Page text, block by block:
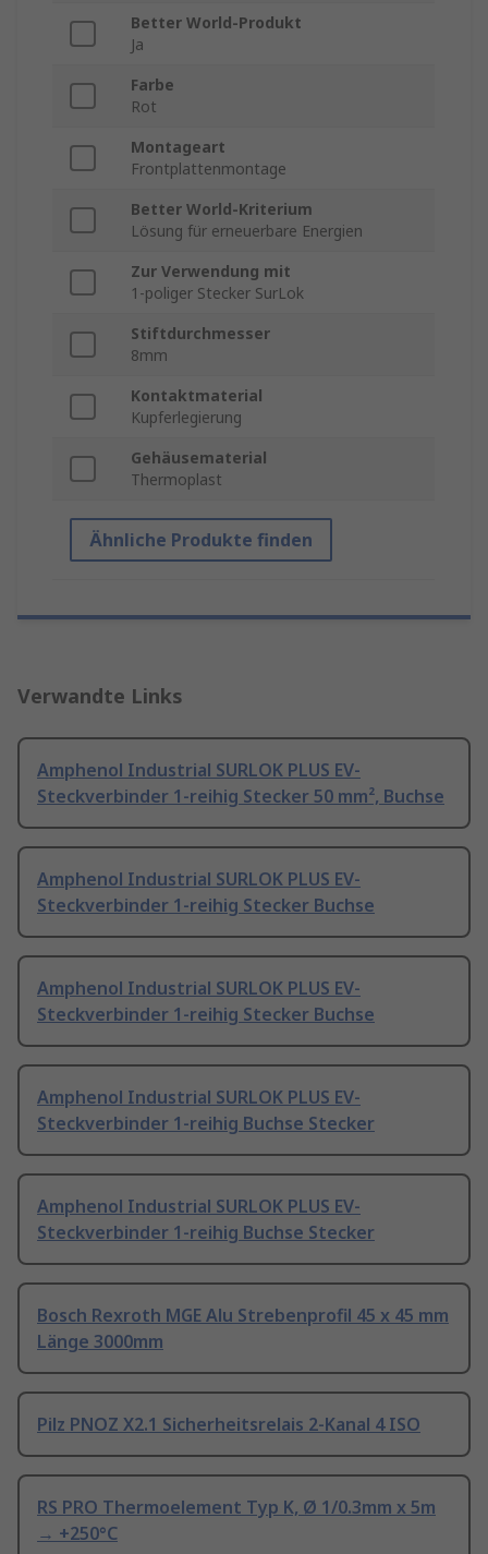
Better World-Produkt
Ja
Farbe
Rot
Montageart
Frontplattenmontage
Better World-Kriterium
Lösung für erneuerbare Energien
Zur Verwendung mit
1-poliger Stecker SurLok
Stiftdurchmesser
8mm
Kontaktmaterial
Kupferlegierung
Gehäusematerial
Thermoplast
Ähnliche Produkte finden
Verwandte Links
Amphenol Industrial SURLOK PLUS EV-
Steckverbinder 1-reihig Stecker 50 mm², Buchse
Amphenol Industrial SURLOK PLUS EV-
Steckverbinder 1-reihig Stecker Buchse
Amphenol Industrial SURLOK PLUS EV-
Steckverbinder 1-reihig Stecker Buchse
Amphenol Industrial SURLOK PLUS EV-
Steckverbinder 1-reihig Buchse Stecker
Amphenol Industrial SURLOK PLUS EV-
Steckverbinder 1-reihig Buchse Stecker
Bosch Rexroth MGE Alu Strebenprofil 45 x 45 mm
Länge 3000mm
Pilz PNOZ X2.1 Sicherheitsrelais 2-Kanal 4 ISO
RS PRO Thermoelement Typ K, Ø 1/0.3mm x 5m
→ +250°C